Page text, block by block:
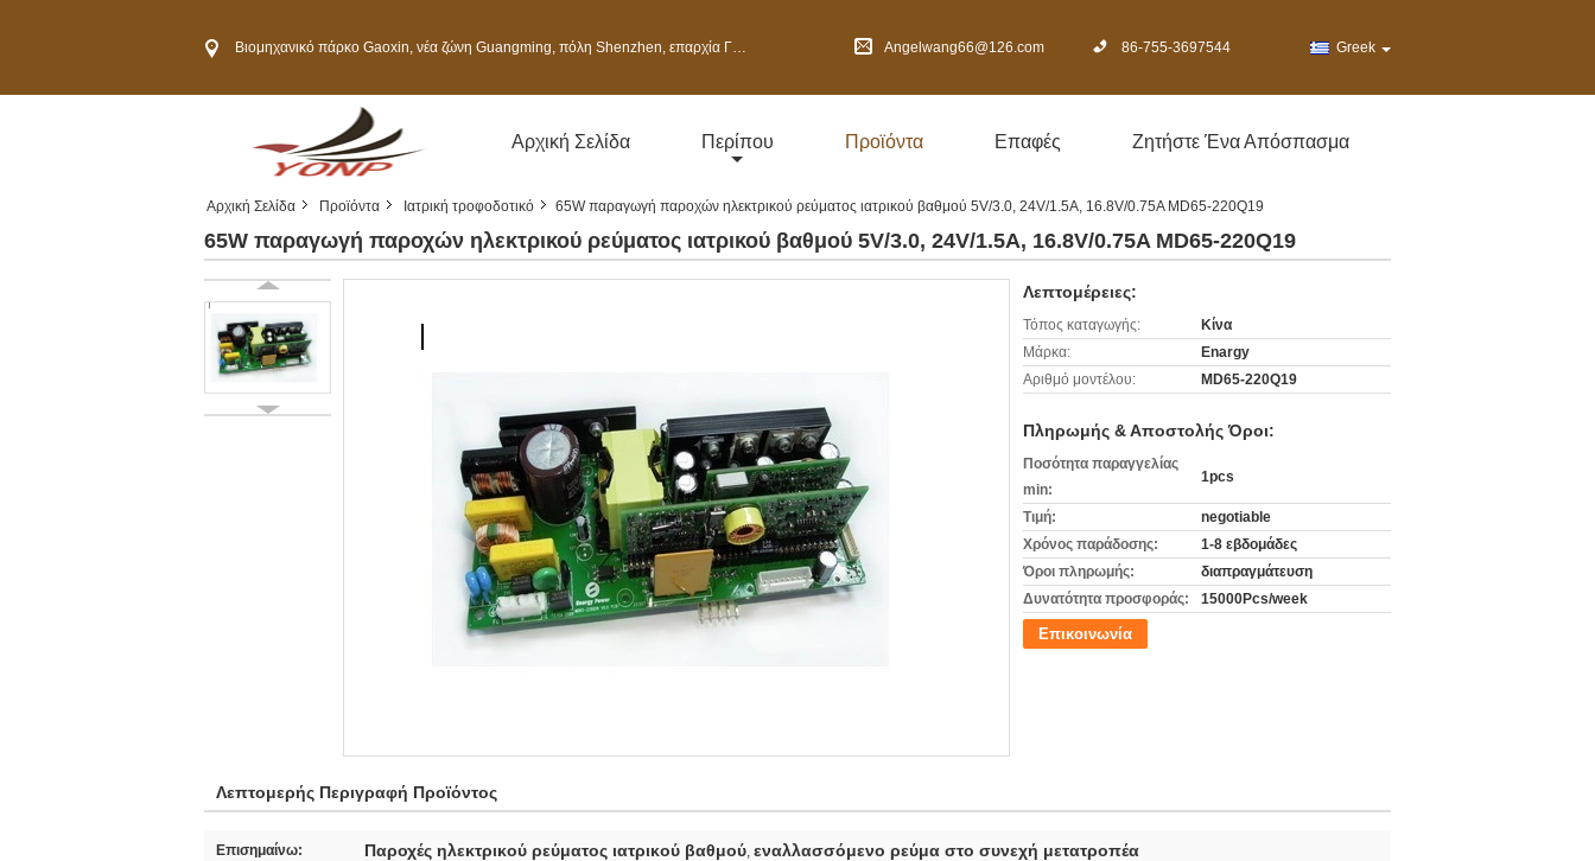
Βιομηχανικό πάρκο Gaoxin, νέα ζώνη Guangming, πόλη Shenzhen, επαρχία Γκουαγκντόνγκ, Κίνα Angelwang66@126.com 86-755-3697544 Greek
Αρχική Σελίδα Περίπου Προϊόντα Επαφές Ζητήστε Ένα Απόσπασμα
Αρχική Σελίδα Προϊόντα Ιατρική τροφοδοτικό 65W παραγωγή παροχών ηλεκτρικού ρεύματος ιατρικού βαθμού 5V/3.0, 24V/1.5A, 16.8V/0.75A MD65-220Q19
65W παραγωγή παροχών ηλεκτρικού ρεύματος ιατρικού βαθμού 5V/3.0, 24V/1.5A, 16.8V/0.75A MD65-220Q19
Λεπτομέρειες:
Τόπος καταγωγής:
Κίνα
Μάρκα:
Enargy
Αριθμό μοντέλου:
MD65-220Q19
Πληρωμής & Αποστολής Όροι:
Ποσότητα παραγγελίας
min:
1pcs
Τιμή:
negotiable
Χρόνος παράδοσης:
1-8 εβδομάδες
Όροι πληρωμής:
διαπραγμάτευση
Δυνατότητα προσφοράς:
15000Pcs/week
Επικοινωνία
Λεπτομερής Περιγραφή Προϊόντος
Επισημαίνω: Παροχές ηλεκτρικού ρεύματος ιατρικού βαθμού, εναλλασσόμενο ρεύμα στο συνεχή μετατροπέα